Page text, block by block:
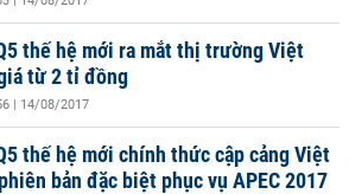
thế hệ mới ra mắt thị trường Việt
từ 2 tỉ đồng
| 14/08/2017
thế hệ mới chính thức cập cảng Việt
bản đặc biệt phục vụ APEC 2017